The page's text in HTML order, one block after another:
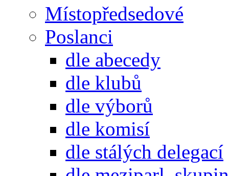
Místopředsedové
Poslanci
dle abecedy
dle klubů
dle výborů
dle komisí
dle stálých delegací